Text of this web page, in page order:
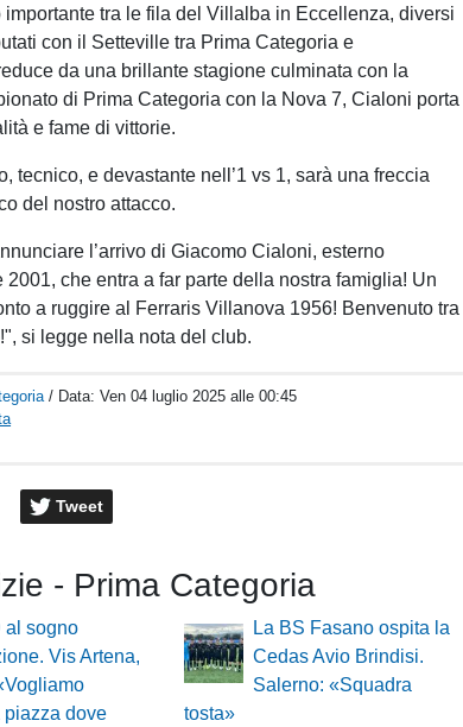
importante tra le fila del Villalba in Eccellenza, diversi
con il Setteville tra Prima Categoria e
da una brillante stagione culminata con la
di Prima Categoria con la Nova 7, Cialoni porta
e fame di vittorie.
tecnico, e devastante nell’1 vs 1, sarà una freccia
del nostro attacco.
l’arrivo di Giacomo Cialoni, esterno
2001, che entra a far parte della nostra famiglia! Un
a ruggire al Ferraris Villanova 1956! Benvenuto tra
si legge nella nota del club.
/ Data:Ven 04 luglio 2025 alle 00:45
Tweet
- Prima Categoria
al sogno
Vis Artena,
piazza dove
La BS Fasano ospita la
Cedas Avio Brindisi.
Salerno: «Squadra
tosta»